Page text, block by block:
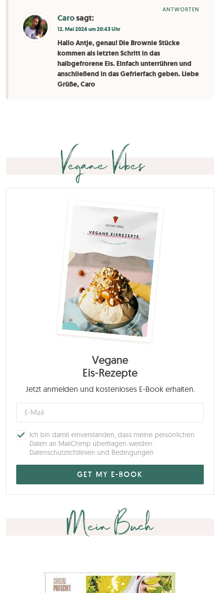
Carosagt:
12. Mai 2024 um 20:43 Uhr
Hallo Antje, genau! Die Brownie Stücke
kommen als letzten Schritt in das
halbgefrorene Eis. Einfach unterrühren und
anschließend in das Gefrierfach geben. Liebe
Grüße, Caro
ANTWORTEN
Vegane Vibes
Vegane
Eis-Rezepte
Jetzt anmelden und kostenloses E-Book erhalten.
Ich bin damit einverstanden, dass meine persönlichen
Daten an MailChimp übertragen werden.
Datenschutzrichtlinien und Bedingungen
Mein Buch